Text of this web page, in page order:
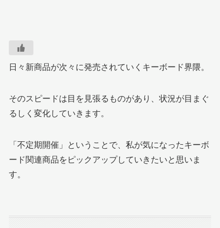
日々新商品が次々に発売されていくキーボード界隈。
そのスピードは目を見張るものがあり、状況が目まぐ
るしく変化していきます。
「不定期開催」ということで、私が気になったキーボ
ード関連商品をピックアップしていきたいと思いま
す。